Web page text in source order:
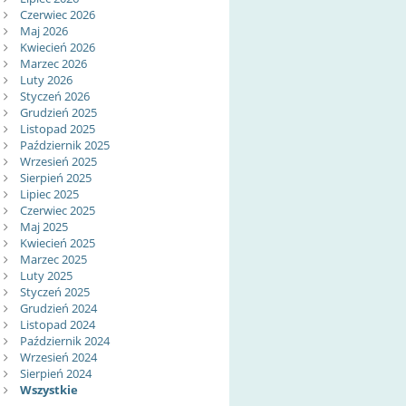
Czerwiec 2026
Maj 2026
Kwiecień 2026
Marzec 2026
Luty 2026
Styczeń 2026
Grudzień 2025
Listopad 2025
Październik 2025
Wrzesień 2025
Sierpień 2025
Lipiec 2025
Czerwiec 2025
Maj 2025
Kwiecień 2025
Marzec 2025
Luty 2025
Styczeń 2025
Grudzień 2024
Listopad 2024
Październik 2024
Wrzesień 2024
Sierpień 2024
Wszystkie